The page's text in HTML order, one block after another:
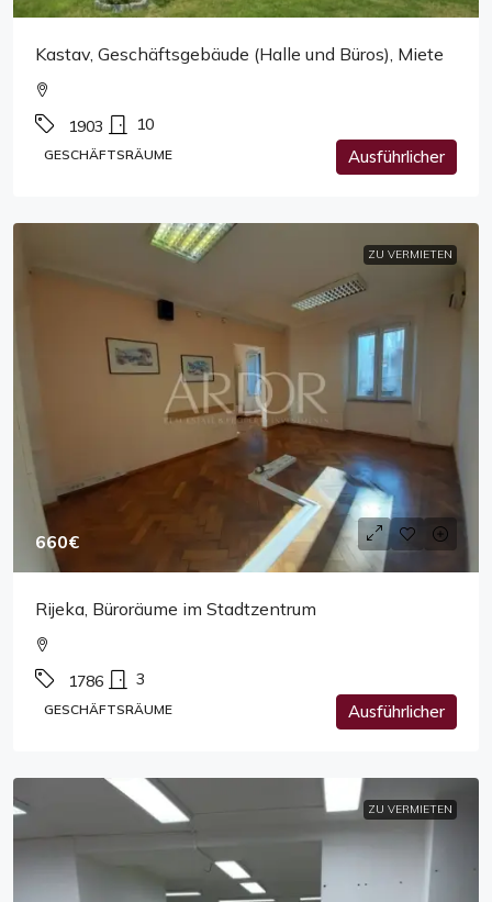
Kastav, Geschäftsgebäude (Halle und Büros), Miete
1903 10
GESCHÄFTSRÄUME Ausführlicher
ZU VERMIETEN
660€
Rijeka, Büroräume im Stadtzentrum
1786 3
GESCHÄFTSRÄUME Ausführlicher
ZU VERMIETEN